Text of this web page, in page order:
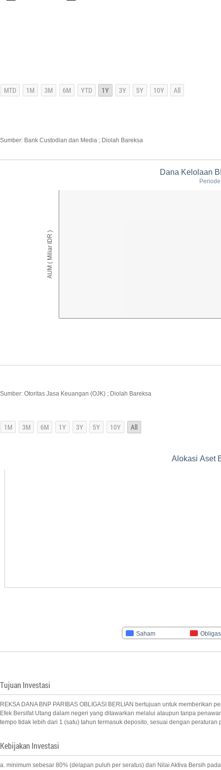
Sumber: Bank Custodian dan Media ; Diolah Bareksa
AUM ( Miliar IDR )
Dana Kelolaan
Sumber: Otoritas Jasa Keuangan (OJK) ; Diolah Bareksa
Alokasi Aset
Saham
Tujuan Investasi
REKSA DANA BNP PARIBAS OBLIGASI BERLIAN bertujuan untuk
Efek Bersifat Utang dalam negeri yang ditawarkan melalui ataupun tanpa
tempo tidak lebih dari 1 (satu) tahun termasuk deposito, sesuai dengan
Kebijakan Investasi
a. minimum sebesar 80% (delapan puluh per seratus) dari Nilai Aktiva Bersih